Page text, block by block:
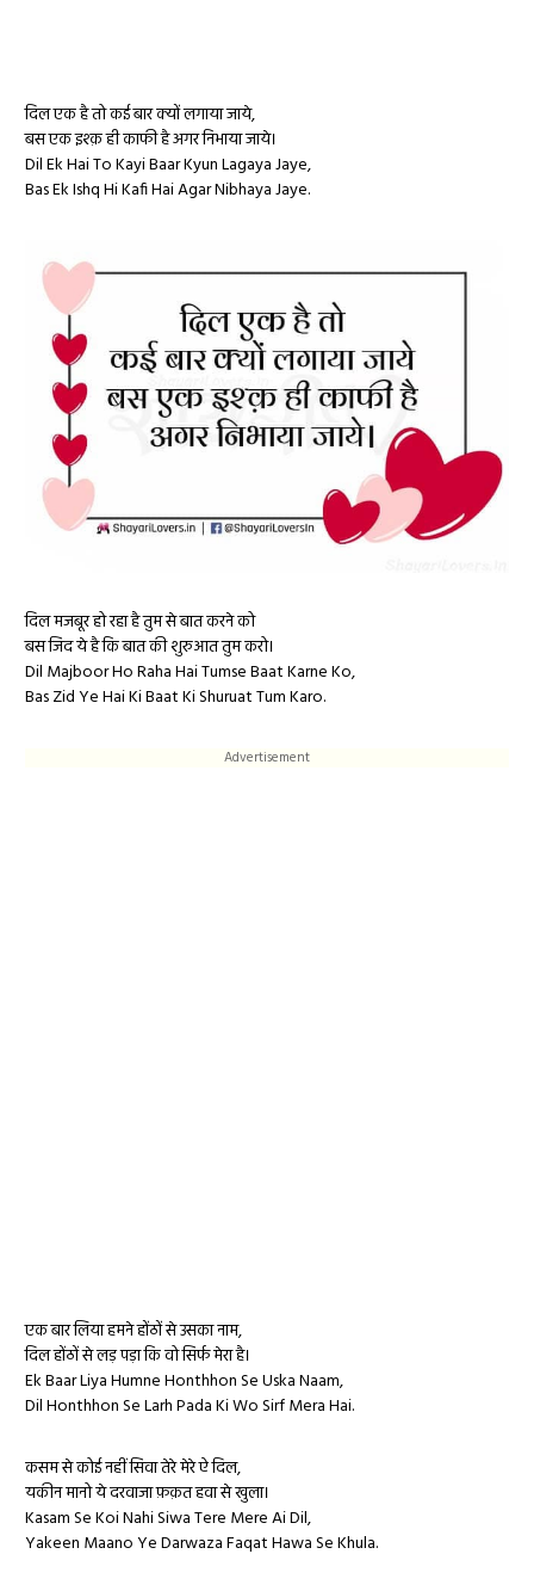
दिल एक है तो कई बार क्यों लगाया जाये,
बस एक इश्क़ ही काफी है अगर निभाया जाये।
Dil Ek Hai To Kayi Baar Kyun Lagaya Jaye,
Bas Ek Ishq Hi Kafi Hai Agar Nibhaya Jaye.
दिल मजबूर हो रहा है तुम से बात करने को
बस जिद ये है कि बात की शुरुआत तुम करो।
Dil Majboor Ho Raha Hai Tumse Baat Karne Ko,
Bas Zid Ye Hai Ki Baat Ki Shuruat Tum Karo.
Advertisement
एक बार लिया हमने होंठों से उसका नाम,
दिल होंठों से लड़ पड़ा कि वो सिर्फ मेरा है।
Ek Baar Liya Humne Honthhon Se Uska Naam,
Dil Honthhon Se Larh Pada Ki Wo Sirf Mera Hai.
कसम से कोई नहीं सिवा तेरे मेरे ऐ दिल,
यकीन मानो ये दरवाजा फ़क़त हवा से खुला।
Kasam Se Koi Nahi Siwa Tere Mere Ai Dil,
Yakeen Maano Ye Darwaza Faqat Hawa Se Khula.